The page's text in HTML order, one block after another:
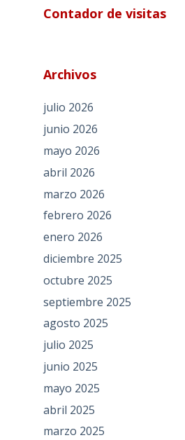
Contador de visitas
Archivos
julio 2026
junio 2026
mayo 2026
abril 2026
marzo 2026
febrero 2026
enero 2026
diciembre 2025
octubre 2025
septiembre 2025
agosto 2025
julio 2025
junio 2025
mayo 2025
abril 2025
marzo 2025